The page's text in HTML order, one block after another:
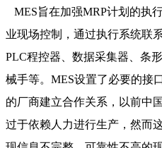
MES旨在加强MRP计划的执
业现场控制，通过执行系统联
PLC程控器、数据采集器、条
械手等。MES设置了必要的接
的厂商建立合作关系，以前中
过于依赖人力进行生产，然而